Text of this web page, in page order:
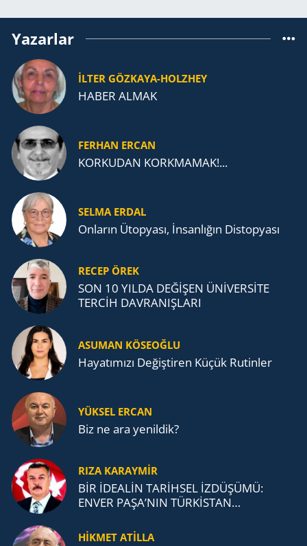
Yazarlar
İLTER GÖZKAYA-HOLZHEY
HABER ALMAK
FERHAN ERCAN
KORKUDAN KORKMAMAK!...
SELMA ERDAL
Onların Ütopyası, İnsanlığın Distopyası
RECEP ÖREK
SON 10 YILDA DEĞİŞEN ÜNİVERSİTE
TERCİH DAVRANIŞLARI
ASUMAN KÖSEOĞLU
Ha­ya­tı­mı­zı De­ğiş­ti­ren Küçük Ru­tin­ler
YÜKSEL ERCAN
Biz ne ara yenildik?
RIZA KARAYMIR
BİR İDEALİN TARİHSEL İZDÜŞÜMÜ:
ENVER PAŞA’NIN TÜRKİSTAN
TEŞKİLATI’NA UZANAN MİRASI
HİKMET ATİLLA